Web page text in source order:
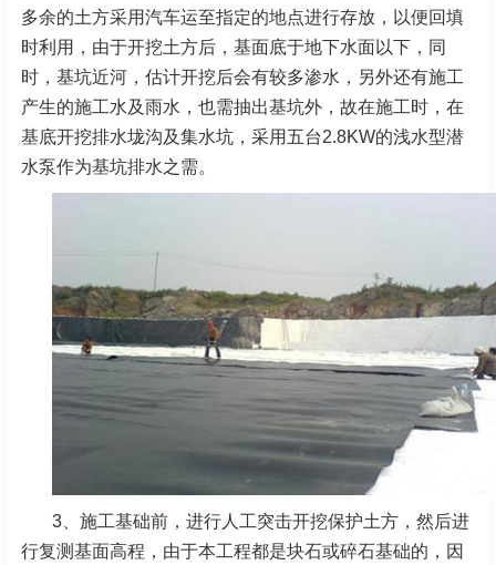
多余的土方采用汽车运至指定的地点进行存放，以便回填
时利用，由于开挖土方后，基面底于地下水面以下，同
时，基坑近河，估计开挖后会有较多渗水，另外还有施工
产生的施工水及雨水，也需抽出基坑外，故在施工时，在
基底开挖排水垅沟及集水坑，采用五台2.8KW的浅水型潜
水泵作为基坑排水之需。
3、施工基础前，进行人工突击开挖保护土方，然后进
行复测基面高程，由于本工程都是块石或碎石基础的，因